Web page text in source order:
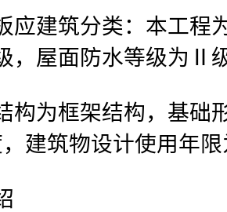
建筑分类：本工程
，屋面防水等级为Ⅱ
为框架结构，基础
建筑物设计使用年